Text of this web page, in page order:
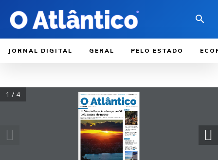
JORNAL DIGITAL GERAL PELO ESTADO
1 / 4